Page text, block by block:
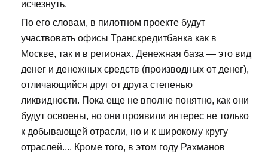
исчезнуть.
По его словам, в пилотном проекте будут
участвовать офисы Транскредитбанка как в
Москве, так и в регионах. Денежная база — это вид
денег и денежных средств (производных от денег),
отличающийся друг от друга степенью
ликвидности. Пока еще не вполне понятно, как они
будут освоены, но они проявили интерес не только
к добывающей отрасли, но и к широкому кругу
отраслей.... Кроме того, в этом году Рахманов